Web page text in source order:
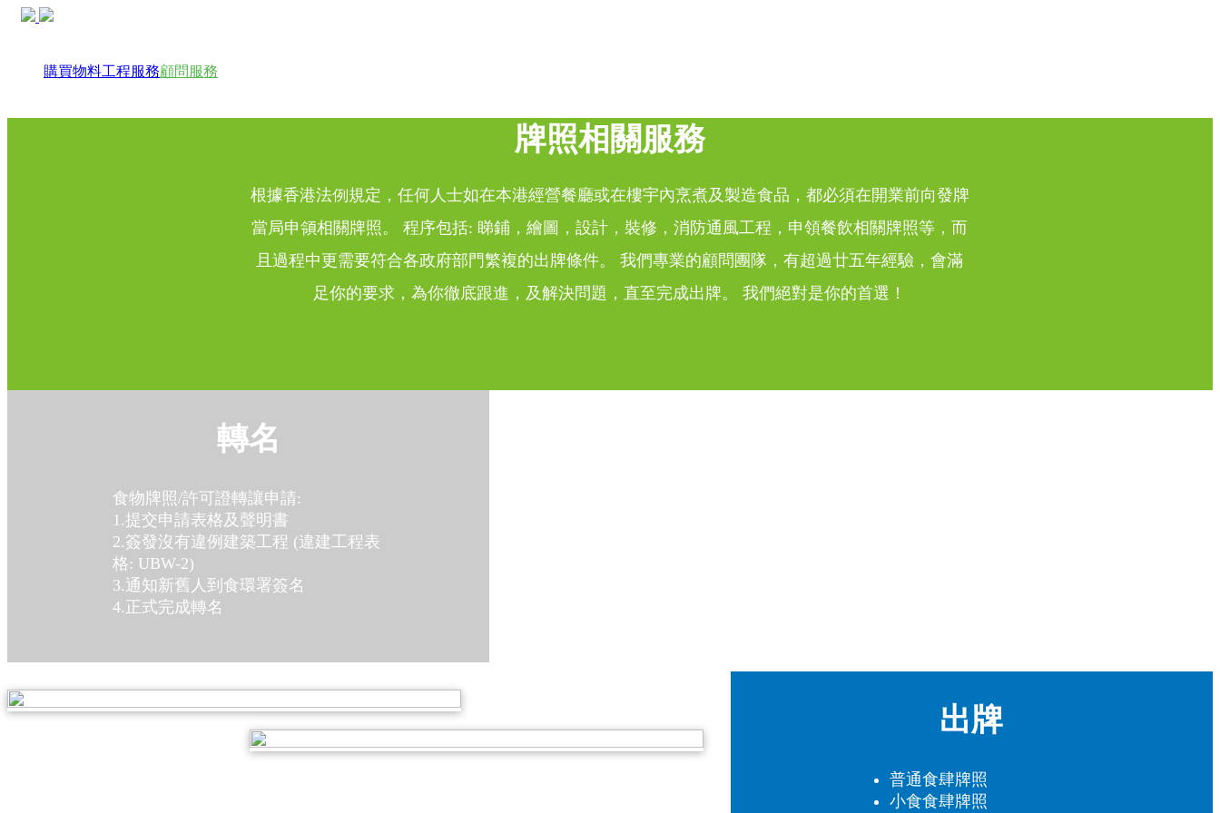
購買物料工程服務顧問服務
牌照相關服務
根據香港法例規定，任何人士如在本港經營餐廳或在樓宇內烹煮及製造食品，都必須在開業前向發牌
當局申領相關牌照。 程序包括: 睇鋪，繪圖，設計，裝修，消防通風工程，申領餐飲相關牌照等，而
且過程中更需要符合各政府部門繁複的出牌條件。 我們專業的顧問團隊，有超過廿五年經驗，會滿
足你的要求，為你徹底跟進，及解決問題，直至完成出牌。 我們絕對是你的首選！
轉名
食物牌照/許可證轉讓申請:
1.提交申請表格及聲明書
2.簽發沒有違例建築工程 (違建工程表
格: UBW-2)
3.通知新舊人到食環署簽名
4.正式完成轉名
出牌
普通食肆牌照
小食食肆牌照